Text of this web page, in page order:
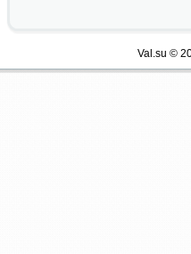
Val.su ©